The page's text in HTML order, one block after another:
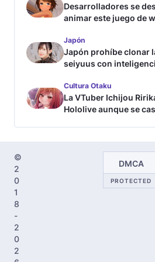
Desarrolladores se
animar este juego de
Japón
Japón prohíbe clonar
seiyuus con
Cultura Otaku
La VTuber Ichijou
Hololive aunque se
©
2
0
1
8
-
2
0
2
DMCA
PROTECTED